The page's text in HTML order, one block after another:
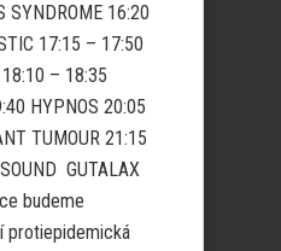
SYNDROME 16:20
17:15 – 17:50
18:10 – 18:35
HYPNOS 20:05
TUMOUR 21:15
GUTALAX
budeme
protiepidemická